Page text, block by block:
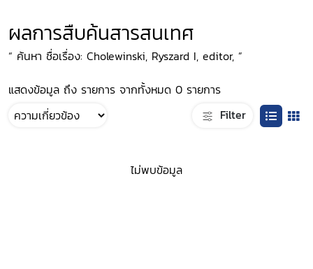
ผลการสืบค้นสารสนเทศ
“ ค้นหา ชื่อเรื่อง: Cholewinski, Ryszard I, editor, ”
แสดงข้อมูล ถึง รายการ จากทั้งหมด 0 รายการ
Filter
ไม่พบข้อมูล